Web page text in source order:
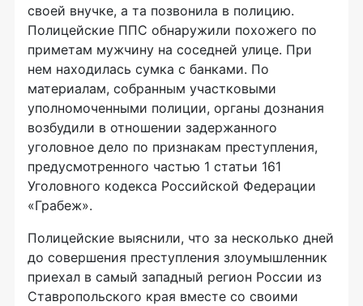
своей внучке, а та позвонила в полицию.
Полицейские ППС обнаружили похожего по
приметам мужчину на соседней улице. При
нем находилась сумка с банками. По
материалам, собранным участковыми
уполномоченными полиции, органы дознания
возбудили в отношении задержанного
уголовное дело по признакам преступления,
предусмотренного частью 1 статьи 161
Уголовного кодекса Российской Федерации
«Грабеж».
Полицейские выяснили, что за несколько дней
до совершения преступления злоумышленник
приехал в самый западный регион России из
Ставропольского края вместе со своими